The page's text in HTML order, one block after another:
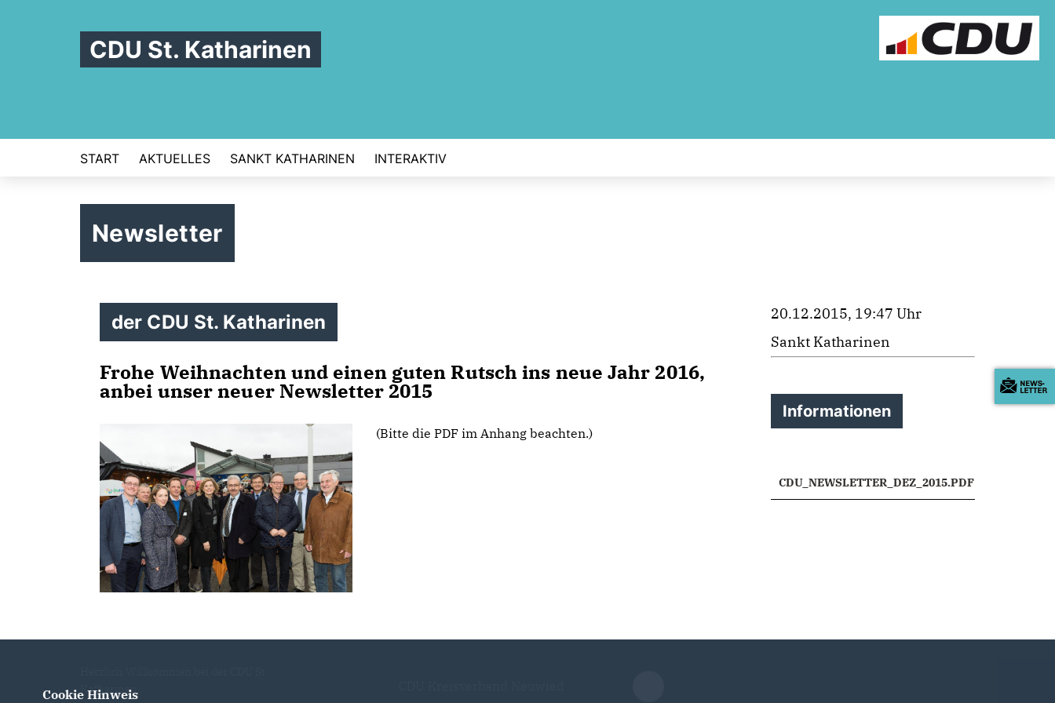
CDU St. Katharinen
START AKTUELLES SANKT KATHARINEN INTERAKTIV
Newsletter
der CDU St. Katharinen
Frohe Weihnachten und einen guten Rutsch ins neue Jahr 2016,
anbei unser neuer Newsletter 2015
(Bitte die PDF im Anhang beachten.)
20.12.2015, 19:47 Uhr
Sankt Katharinen
Informationen
CDU_NEWSLETTER_DEZ_2015.PDF
Katharinen
Cookie Hinweis